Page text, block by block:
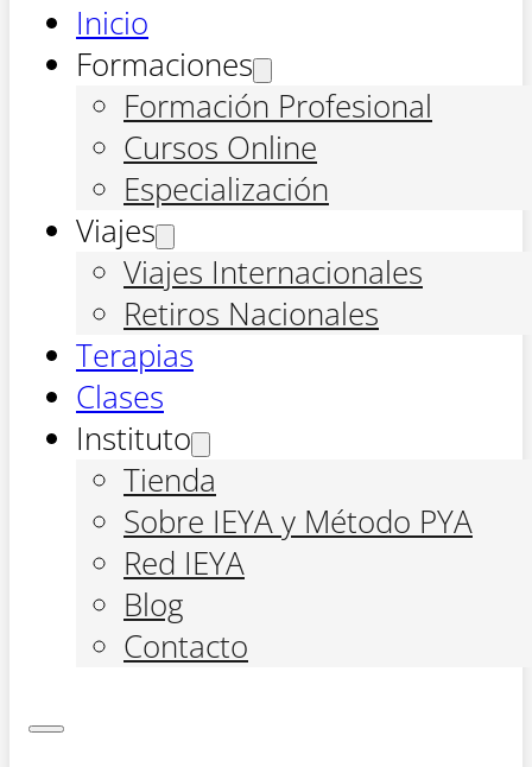
Inicio
Formaciones
Formación Profesional
Cursos Online
Especialización
Viajes
Viajes Internacionales
Retiros Nacionales
Terapias
Clases
Instituto
Tienda
Sobre IEYA y Método PYA
Red IEYA
Blog
Contacto